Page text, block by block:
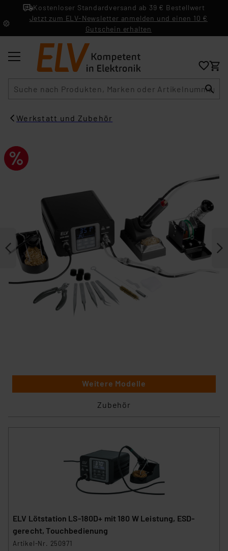
Kostenloser Standardversand ab 39 € Bestellwert
Jetzt zum ELV-Newsletter anmelden und einen 10 €
Gutschein erhalten
Werkstatt und Zubehör
Weitere Modelle
Zubehör
ELV Lötstation LS-180D+ mit 180 W Leistung, ESD-
gerecht, Touchbedienung
Artikel-Nr. 250971